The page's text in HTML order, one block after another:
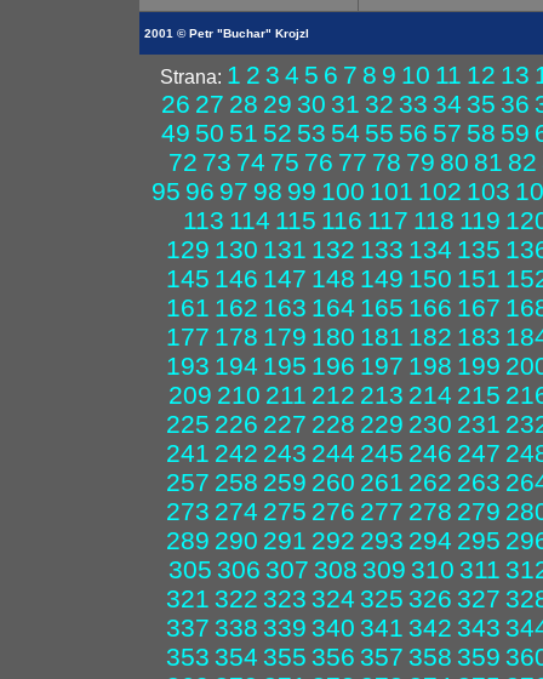
2001 © Petr "Buchar" Krojzl
Strana: 1 2 3 4 5 6 7 8 9 10 11 12 13
26 27 28 29 30 31 32 33 34 35 36
49 50 51 52 53 54 55 56 57 58 59
72 73 74 75 76 77 78 79 80 81 82
95 96 97 98 99 100 101 102 103
113 114 115 116 117 118 119
129 130 131 132 133 134 135
145 146 147 148 149 150 151
161 162 163 164 165 166 167
177 178 179 180 181 182 183
193 194 195 196 197 198 199
209 210 211 212 213 214 215
225 226 227 228 229 230 231
241 242 243 244 245 246 247
257 258 259 260 261 262 263
273 274 275 276 277 278 279
289 290 291 292 293 294 295
305 306 307 308 309 310 311
321 322 323 324 325 326 327
337 338 339 340 341 342 343
353 354 355 356 357 358 359